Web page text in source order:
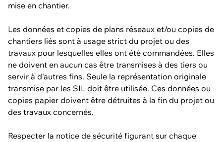
mise en chantier.
Les données et copies de plans réseaux et/ou copies de
chantiers liés sont à usage strict du projet ou des
travaux pour lesquelles elles ont été commandées. Elles
ne doivent en aucun cas être transmises à des tiers ou
servir à d'autres fins. Seule la représentation originale
transmise par les SIL doit être utilisée. Ces données ou
copies papier doivent être détruites à la fin du projet ou
des travaux concernés.
Respecter la notice de sécurité figurant sur chaque